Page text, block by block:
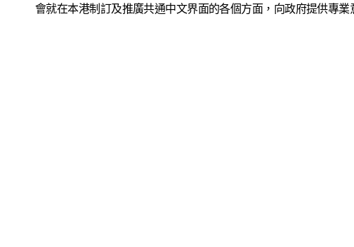
會就在本港制訂及推廣共通中文界面的各個方面，向政府提供專業